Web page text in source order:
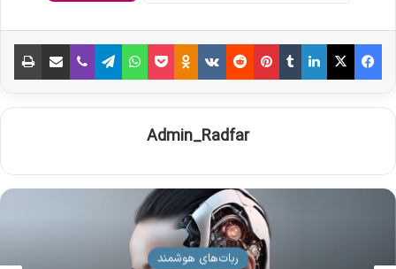
فیس بوک X لینکدین ‫تامبلر ‫پین‌ترست ‫رددیت ‫VKontakte
‫Odnoklassniki پاکت واتس آپ تلگرام وایبر اشتراک گذاری از طریق ایمیل
Admin_Radfar
ربات‌های هوشمند